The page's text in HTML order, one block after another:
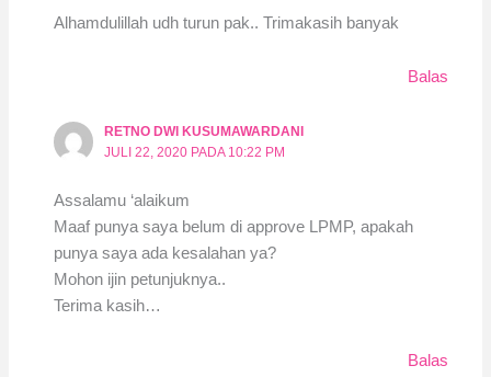
Alhamdulillah udh turun pak.. Trimakasih banyak
Balas
RETNO DWI KUSUMAWARDANI
JULI 22, 2020 PADA 10:22 PM
Assalamu ‘alaikum
Maaf punya saya belum di approve LPMP, apakah
punya saya ada kesalahan ya?
Mohon ijin petunjuknya..
Terima kasih…
Balas